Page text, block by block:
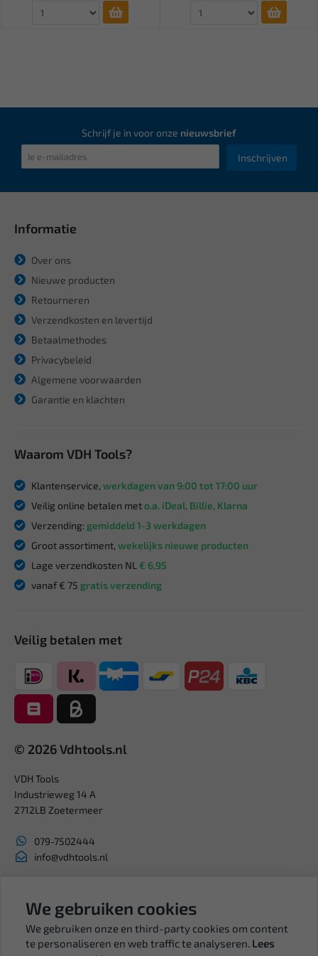
Schrijf je in voor onze nieuwsbrief
Inschrijven
Informatie
Over ons
Nieuwe producten
Retourneren
Verzendkosten en levertijd
Betaalmethodes
Privacybeleid
Algemene voorwaarden
Garantie en klachten
Waarom VDH Tools?
Klantenservice, werkdagen van 9:00 tot 17:00 uur
Veilig online betalen meto.a. iDeal, Billie, Klarna
Verzending: gemiddeld 1-3 werkdagen
Groot assortiment, wekelijks nieuwe producten
Lage verzendkosten NL € 6,95
vanaf € 75 gratis verzending
Veilig betalen met
© 2026 Vdhtools.nl
VDH Tools
Industrieweg 14 A
2712LB Zoetermeer
079-7502444
info@vdhtools.nl
BTW: NL819958657B01
We gebruiken cookies
We gebruiken onze en third-party cookies om content
te personaliseren en web traffic te analyseren. Lees